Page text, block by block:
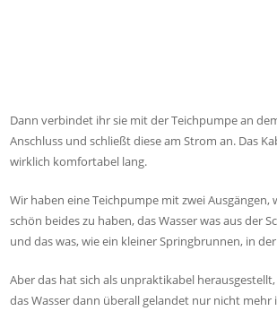
Dann verbindet ihr sie mit der Teichpumpe an
Anschluss und schließt diese am Strom an. Das
wirklich komfortabel lang.
Wir haben eine Teichpumpe mit zwei Ausgängen,
schön beides zu haben, das Wasser was aus der
und das was, wie ein kleiner Springbrunnen, in
Aber das hat sich als unpraktikabel
das Wasser dann überall gelandet nur nicht mehr